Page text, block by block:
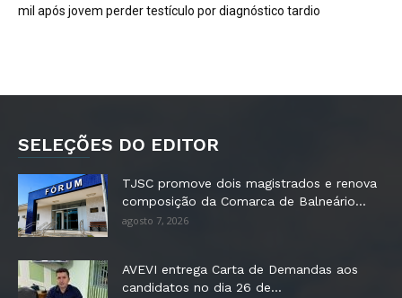
mil após jovem perder testículo por diagnóstico tardio
SELEÇÕES DO EDITOR
TJSC promove dois magistrados e renova
composição da Comarca de Balneário...
agosto 7, 2026
AVEVI entrega Carta de Demandas aos
candidatos no dia 26 de...